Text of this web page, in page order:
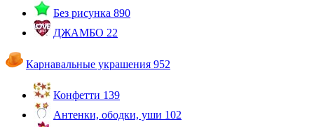
Без рисунка 890
ДЖАМБО 22
Карнавальные украшения 952
Конфетти 139
Антенки, ободки, уши 102